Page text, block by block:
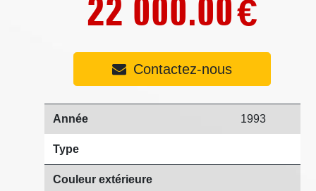
22 000.00€
Contactez-nous
Année 1993
Type
Couleur extérieure